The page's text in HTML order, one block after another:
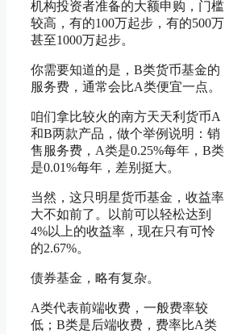
机构投资者准备的大额申购，门槛
较高，有的100万起步，有的500万
甚至1000万起步。
你需要知道的是，B类货币基金的
服务费，通常会比A类便宜一点。
咱们拿比较火的南方天天利货币A
和B两款产品，做个举例说明：销
售服务费，A类是0.25%每年，B类
是0.01%每年，差别挺大。
当然，这只明星货币基金，收益率
大不如前了。以前可以轻松达到
4%以上的收益率，现在只有可怜
的2.67%。
债券基金，略有复杂。
A类代表前端收费，一般费率较
低；B类是后端收费，费率比A类